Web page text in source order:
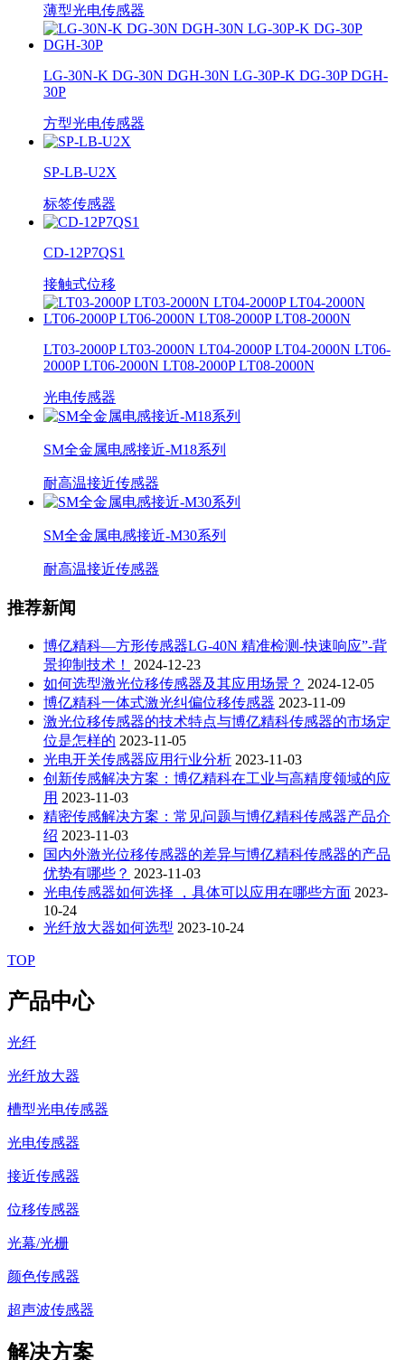
薄型光电传感器
LG-30N-K DG-30N DGH-30N LG-30P-K DG-30P DGH-
30P
方型光电传感器
SP-LB-U2X
标签传感器
CD-12P7QS1
接触式位移
LT03-2000P LT03-2000N LT04-2000P LT04-2000N LT06-
2000P LT06-2000N LT08-2000P LT08-2000N
光电传感器
SM全金属电感接近-M18系列
耐高温接近传感器
SM全金属电感接近-M30系列
耐高温接近传感器
推荐新闻
博亿精科—方形传感器LG-40N 精准检测-快速响应”-背
景抑制技术！
2024-12-23
如何选型激光位移传感器及其应用场景？ 2024-12-05
博亿精科一体式激光纠偏位移传感器 2023-11-09
激光位移传感器的技术特点与博亿精科传感器的市场定
位是怎样的 2023-11-05
光电开关传感器应用行业分析 2023-11-03
创新传感解决方案：博亿精科在工业与高精度领域的应
用 2023-11-03
精密传感解决方案：常见问题与博亿精科传感器产品介
绍 2023-11-03
国内外激光位移传感器的差异与博亿精科传感器的产品
优势有哪些？ 2023-11-03
光电传感器如何选择 ，具体可以应用在哪些方面 2023-
10-24
光纤放大器如何选型 2023-10-24
TOP
产品中心
光纤
光纤放大器
槽型光电传感器
光电传感器
接近传感器
位移传感器
光幕/光栅
颜色传感器
超声波传感器
解决方案